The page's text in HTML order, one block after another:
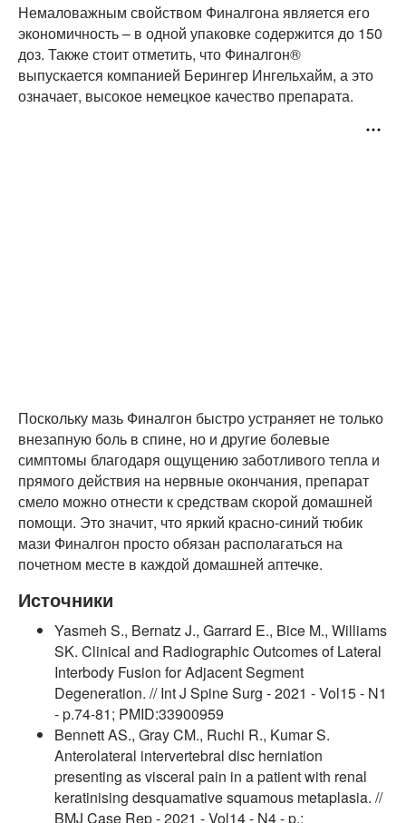
Немаловажным свойством Финалгона является его
экономичность – в одной упаковке содержится до 150
доз. Также стоит отметить, что Финалгон®
выпускается компанией Берингер Ингельхайм, а это
означает, высокое немецкое качество препарата.
Поскольку мазь Финалгон быстро устраняет не только
внезапную боль в спине, но и другие болевые
симптомы благодаря ощущению заботливого тепла и
прямого действия на нервные окончания, препарат
смело можно отнести к средствам скорой домашней
помощи. Это значит, что яркий красно-синий тюбик
мази Финалгон просто обязан располагаться на
почетном месте в каждой домашней аптечке.
Источники
Yasmeh S., Bernatz J., Garrard E., Bice M., Williams
SK. Clinical and Radiographic Outcomes of Lateral
Interbody Fusion for Adjacent Segment
Degeneration. // Int J Spine Surg - 2021 - Vol15 - N1
- p.74-81; PMID:33900959
Bennett AS., Gray CM., Ruchi R., Kumar S.
Anterolateral intervertebral disc herniation
presenting as visceral pain in a patient with renal
keratinising desquamative squamous metaplasia. //
BMJ Case Rep - 2021 - Vol14 - N4 - p.;